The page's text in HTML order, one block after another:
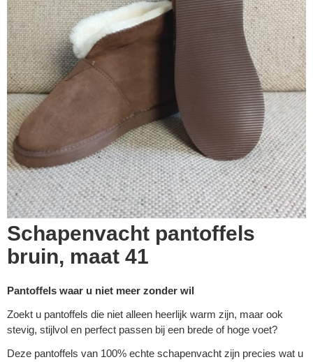
Schapenvacht pantoffels
bruin, maat 41
Pantoffels waar u niet meer zonder wil
Zoekt u pantoffels die niet alleen heerlijk warm zijn, maar ook
stevig, stijlvol en perfect passen bij een brede of hoge voet?
Deze pantoffels van 100% echte schapenvacht zijn precies wat u